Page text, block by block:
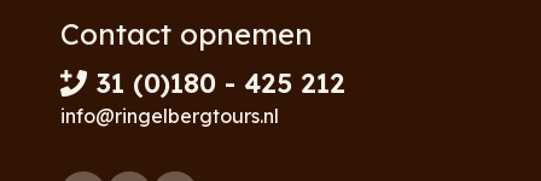
Contact opnemen
31 (0)180 - 425 212
info@ringelbergtours.nl